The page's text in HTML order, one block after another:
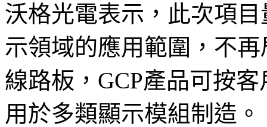
沃格光電表示，此次項
示領域的應用範圍，不
線路板，GCP產品可按
用於多類顯示模組制造。